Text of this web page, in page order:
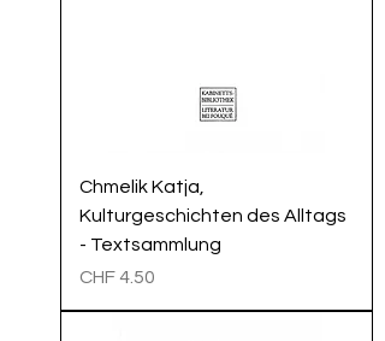
Chmelik Katja,
Kulturgeschichten des Alltags
- Textsammlung
Preis
CHF 4.50